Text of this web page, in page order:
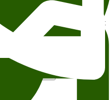
gjør at amerikanske kritikere
politiske romaner? Og hvorfor
norsk teaterinstruktør? Det
Aslak Sira Myhretil
om sin siste roman
Om tilgjengelighet